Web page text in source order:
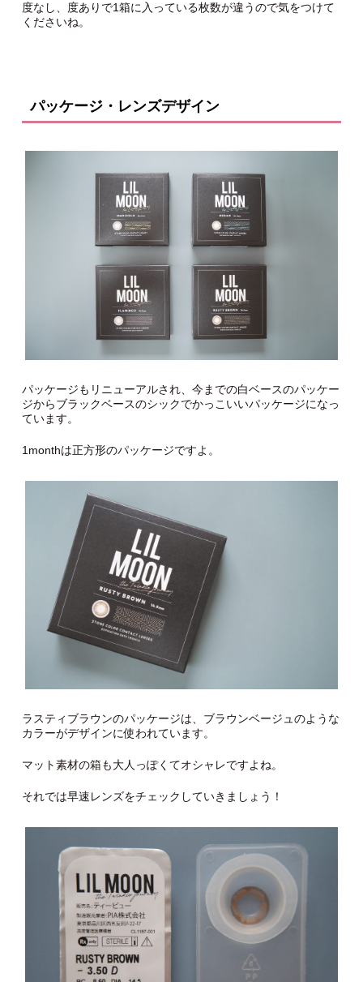
度なし、度ありで1箱に入っている枚数が違うので気をつけて
くださいね。
パッケージ・レンズデザイン
パッケージもリニューアルされ、今までの白ベースのパッケー
ジからブラックベースのシックでかっこいいパッケージになっ
ています。
1monthは正方形のパッケージですよ。
ラスティブラウンのパッケージは、ブラウンベージュのような
カラーがデザインに使われています。
マット素材の箱も大人っぽくてオシャレですよね。
それでは早速レンズをチェックしていきましょう！